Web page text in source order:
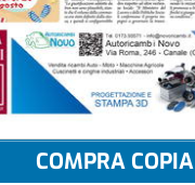
COMPRA COPIA